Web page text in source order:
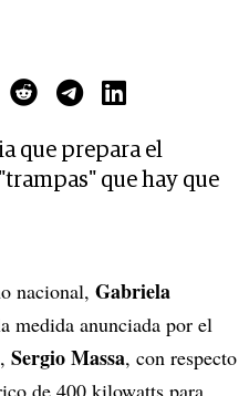
que prepara el
que hay que
nacional, Gabriela
medida anunciada por el
Sergio Massa, con respecto
de 400 kilowatts para